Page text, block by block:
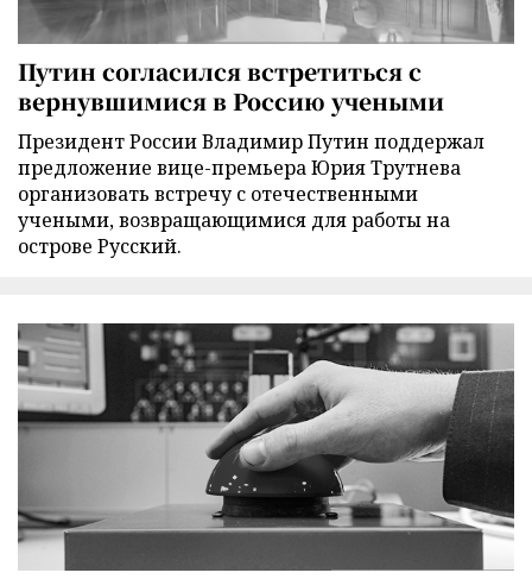
Путин согласился встретиться с
вернувшимися в Россию учеными
Президент России Владимир Путин поддержал
предложение вице-премьера Юрия Трутнева
организовать встречу с отечественными
учеными, возвращающимися для работы на
острове Русский.